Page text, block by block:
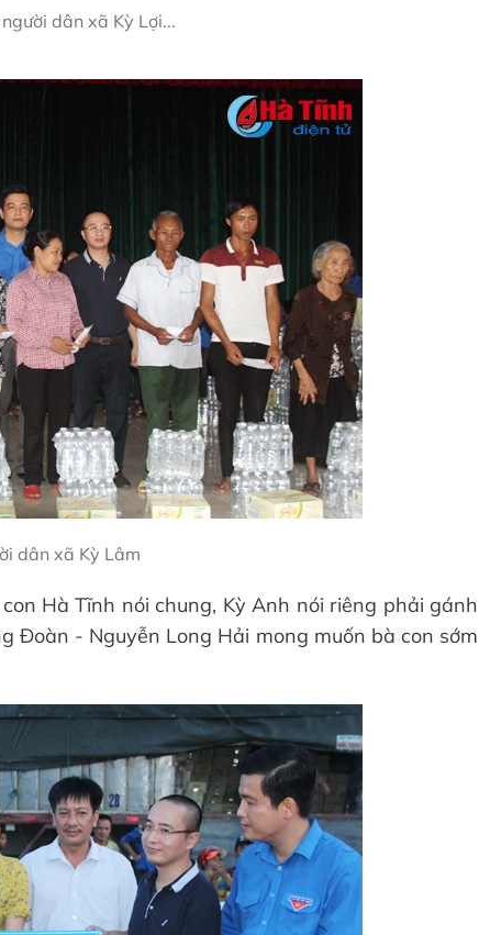
dân xã Kỳ Lợi...
dân xã Kỳ Lâm
Hà Tĩnh nói chung, Kỳ Anh nói riêng phải gánh
Đoàn - Nguyễn Long Hải mong muốn bà con sớm